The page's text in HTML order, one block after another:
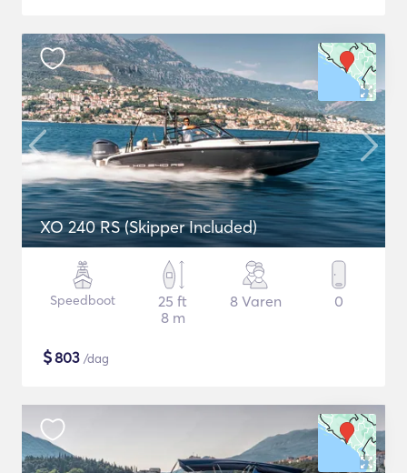
XO 240 RS (Skipper Included)
Speedboot
25 ft
8 m
8 Varen 0
$803 /dag